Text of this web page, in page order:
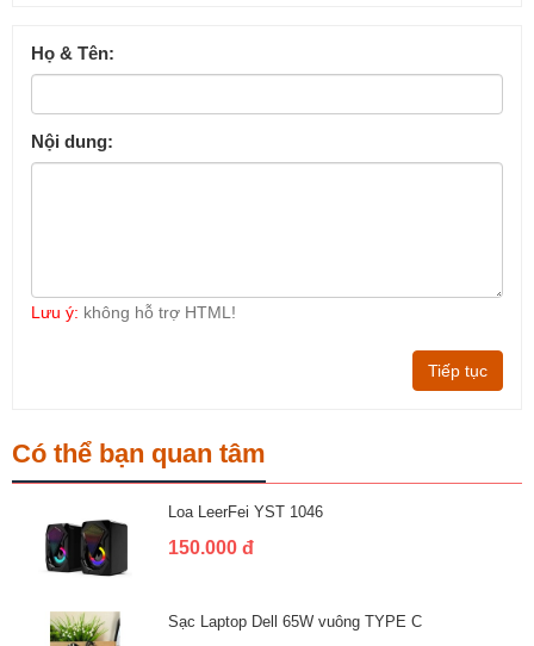
Họ & Tên:
Nội dung:
Lưu ý: không hỗ trợ HTML!
Tiếp tục
Có thể bạn quan tâm
Loa LeerFei YST 1046
150.000 đ
Sạc Laptop Dell 65W vuông TYPE C